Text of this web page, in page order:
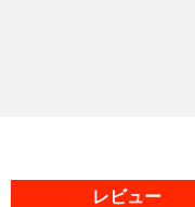
レビュー